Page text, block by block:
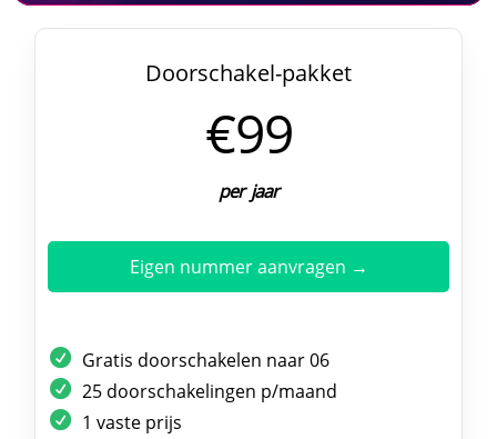
Doorschakel-pakket
€99
per jaar
Eigen nummer aanvragen →
Gratis doorschakelen naar 06
25 doorschakelingen p/maand
1 vaste prijs